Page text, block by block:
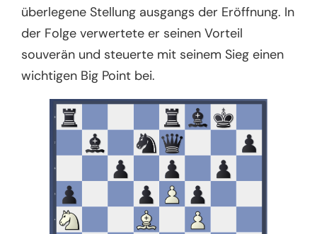
überlegene Stellung ausgangs der Eröffnung. In
der Folge verwertete er seinen Vorteil
souverän und steuerte mit seinem Sieg einen
wichtigen Big Point bei.